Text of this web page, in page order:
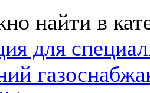
найти в
для